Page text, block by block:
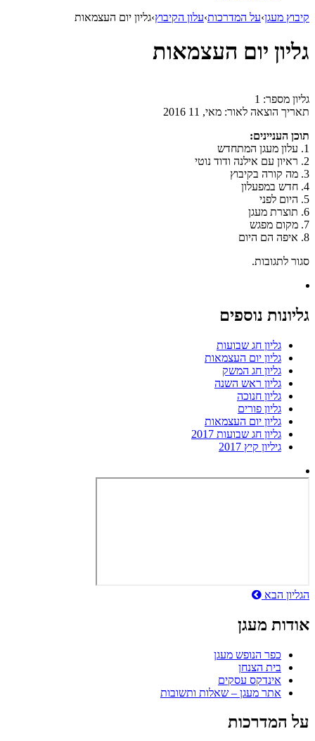
קיבוץ מעגן›על המדרכות›עלון הקיבוץ›גליון יום העצמאות
גליון יום העצמאות
גליון מספר:
תאריך הוצאה לאור: מאי, 11 2016
תוכן העניינים:
1. עלון מעגן המתחדש
2. ראיון עם אילנה ודוד נוטי
3. מה קורה בקיבוץ
4. חדש במפעלון
5. היום לפני
6. תוצרת מעגן
7. מקום מפגש
8. איפה הם היום
סגור לתגובות.
גליונות נוספים
גליון חג שבועות
גליון יום העצמאות
גליון חג המשק
גליון ראש השנה
גליון חנוכה
גליון פורים
גליון יום העצמאות
גליון חג שבועות 2017
גיליון קיץ 2017
ניווט
הגליון הבא
אודות מעגן
כפר הנופש מעגן
בית הצנחן
אינדקס עסקים
אתר מעגן – שאלות ותשובות
על המדרכות